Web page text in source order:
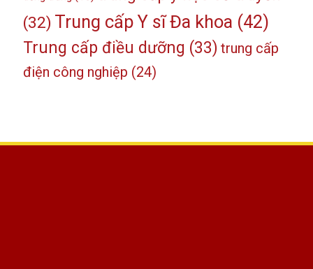
(32) Trung cấp Y sĩ Đa khoa (42)
Trung cấp điều dưỡng (33) trung cấp
điện công nghiệp (24)